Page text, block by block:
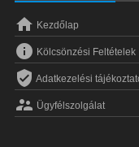
 Kezdőlap
 Kölcsönzési Feltételek
 Adatkezelési
 Ügyfélszolgálat